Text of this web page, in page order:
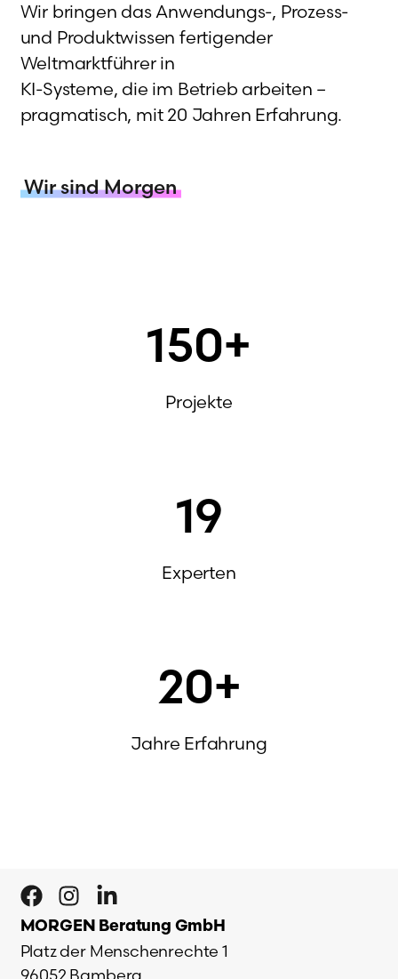
Wir bringen das Anwendungs-, Prozess-
und Produktwissen fertigender
Weltmarktführer in
KI-Systeme, die im Betrieb arbeiten –
pragmatisch, mit 20 Jahren Erfahrung.
Wir sind Morgen
150+
Projekte
19
Experten
20+
Jahre Erfahrung
MORGEN Beratung GmbH
Platz der Menschenrechte 1